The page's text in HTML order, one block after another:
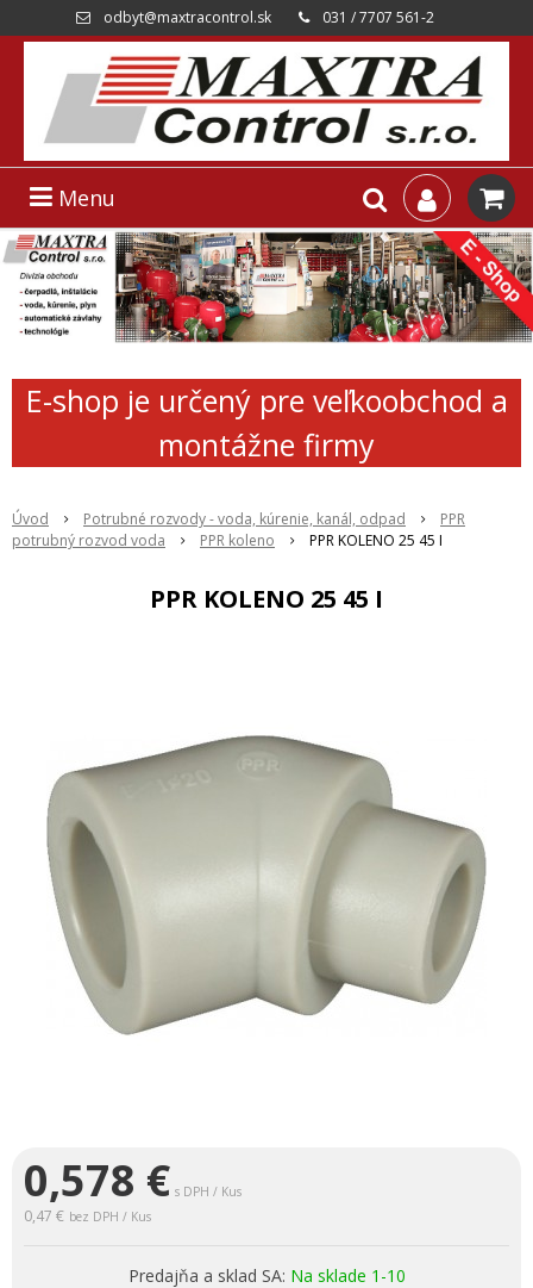
odbyt@maxtracontrol.sk 031 / 7707 561-2
Menu
E-shop je určený pre veľkoobchod a
montážne firmy
Úvod Potrubné rozvody - voda, kúrenie, kanál, odpad
PPR
potrubný rozvod voda
PPR koleno PPR KOLENO 25 45 I
PPR KOLENO 25 45 I
0,578 € s DPH / Kus
0,47 € bez DPH / Kus
Predajňa a sklad SA: Na sklade 1-10